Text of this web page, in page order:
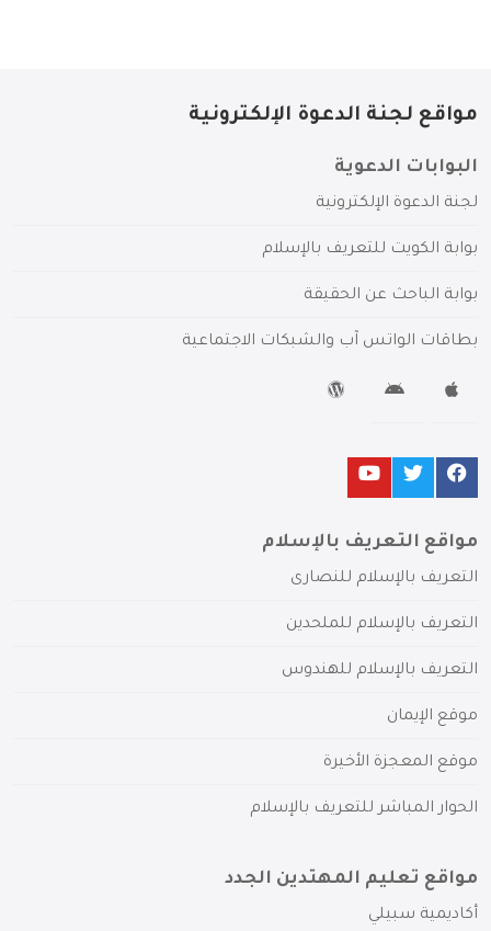
مواقع لجنة الدعوة الإلكترونية
البوابات الدعوية
لجنة الدعوة الإلكترونية
بوابة الكويت للتعريف بالإسلام
بوابة الباحث عن الحقيقة
بطاقات الواتس آب والشبكات الاجتماعية
مواقع التعريف بالإسلام
التعريف بالإسلام للنصارى
التعريف بالإسلام للملحدين
التعريف بالإسلام للهندوس
موقع الإيمان
موقع المعجزة الأخيرة
الحوار المباشر للتعريف بالإسلام
مواقع تعليم المهتدين الجدد
أكاديمية سبيلي